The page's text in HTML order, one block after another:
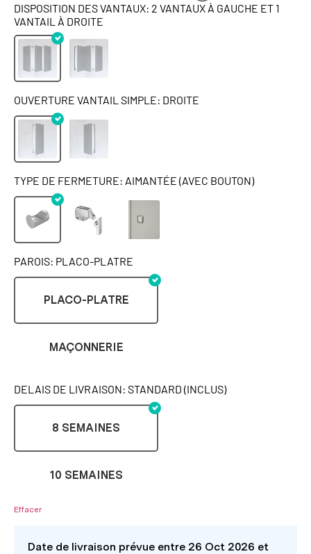
DISPOSITION DES VANTAUX: 2 VANTAUX À GAUCHE ET 1
VANTAIL À DROITE
OUVERTURE VANTAIL SIMPLE: DROITE
TYPE DE FERMETURE: AIMANTÉE (AVEC BOUTON)
PAROIS: PLACO-PLATRE
PLACO-PLATRE
MAÇONNERIE
DELAIS DE LIVRAISON: STANDARD (INCLUS)
8 SEMAINES
10 SEMAINES
Effacer
Date de livraison prévue entre 26 Oct 2026 et